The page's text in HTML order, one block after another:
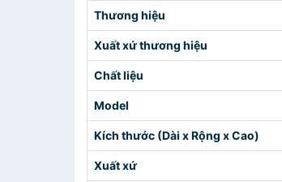
Thương hiệu
Xuất xứ thương hiệu
Chất liệu
Model
Kích thước (Dài x Rộng x Cao)
Xuất xứ